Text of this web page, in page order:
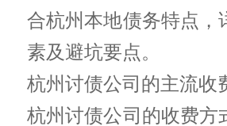
合杭州本地债务特点，
素及避坑要点。
杭州讨债公司的主流收
杭州讨债公司的收费方